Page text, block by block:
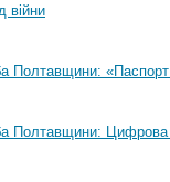
війни
Полтавщини: «Паспорт
Полтавщини: Цифрова